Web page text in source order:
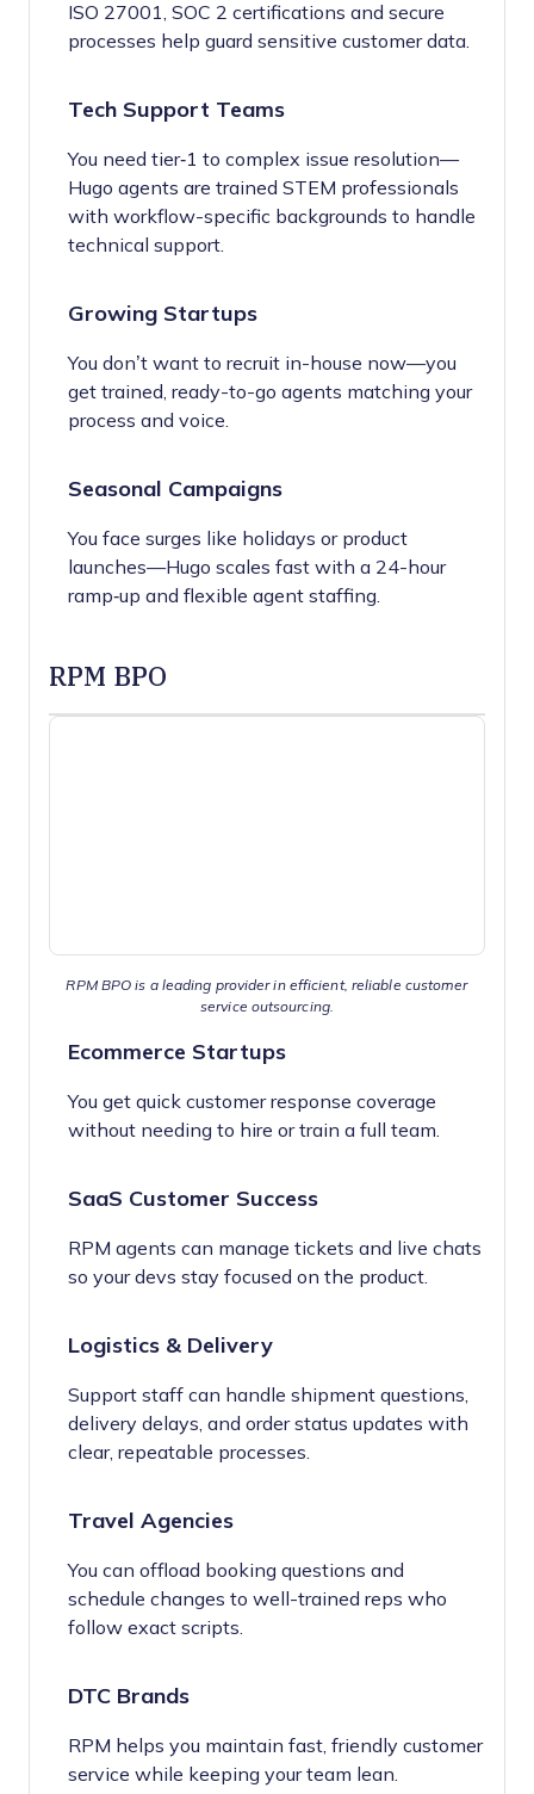
ISO 27001, SOC 2 certifications and secure
processes help guard sensitive customer data.
Tech Support Teams
You need tier‑1 to complex issue resolution—
Hugo agents are trained STEM professionals
with workflow-specific backgrounds to handle
technical support.
Growing Startups
You don’t want to recruit in-house now—you
get trained, ready-to-go agents matching your
process and voice.
Seasonal Campaigns
You face surges like holidays or product
launches—Hugo scales fast with a 24-hour
ramp‑up and flexible agent staffing.
RPM BPO
RPM BPO is a leading provider in efficient, reliable customer
service outsourcing.
Ecommerce Startups
You get quick customer response coverage
without needing to hire or train a full team.
SaaS Customer Success
RPM agents can manage tickets and live chats
so your devs stay focused on the product.
Logistics & Delivery
Support staff can handle shipment questions,
delivery delays, and order status updates with
clear, repeatable processes.
Travel Agencies
You can offload booking questions and
schedule changes to well-trained reps who
follow exact scripts.
DTC Brands
RPM helps you maintain fast, friendly customer
service while keeping your team lean.